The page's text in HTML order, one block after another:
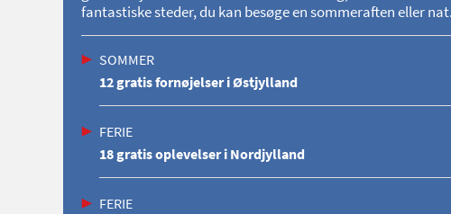
fantastiske steder, du kan besøge en sommeraften eller nat.
SOMMER
12 gratis fornøjelser i Østjylland
FERIE
18 gratis oplevelser i Nordjylland
FERIE